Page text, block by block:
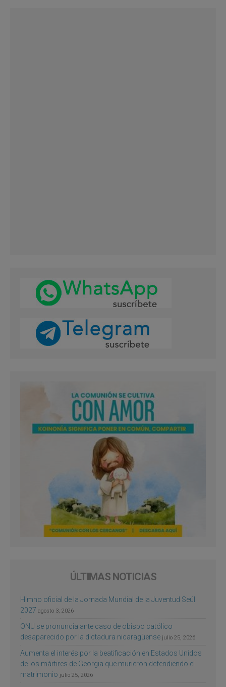
ÚLTIMAS NOTICIAS
Himno oficial de la Jornada Mundial de la Juventud Seúl
2027 agosto 3, 2026
ONU se pronuncia ante caso de obispo católico
desaparecido por la dictadura nicaragüense julio 25, 2026
Aumenta el interés por la beatificación en Estados Unidos
de los mártires de Georgia que murieron defendiendo el
matrimonio julio 25, 2026